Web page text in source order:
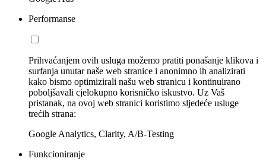
Performanse
Prihvaćanjem ovih usluga možemo pratiti ponašanje klikova i
surfanja unutar naše web stranice i anonimno ih analizirati
kako bismo optimizirali našu web stranicu i kontinuirano
poboljšavali cjelokupno korisničko iskustvo. Uz Vaš
pristanak, na ovoj web stranici koristimo sljedeće usluge
trećih strana:
Google Analytics, Clarity, A/B-Testing
Funkcioniranje